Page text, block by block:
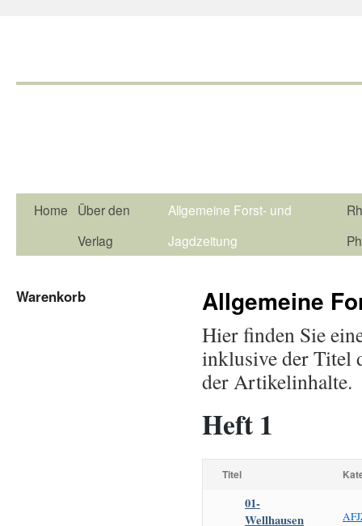
Home
Über den
Verlag
Allgemeine Forst- und
Jagdzeitung
Allgemeine
Hier finden Sie
inklusive der Titel
der Artikelinhalte.
Heft 1
Titel
01-
Wellhausen
Warenkorb